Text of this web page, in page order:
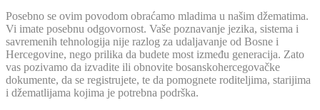
Posebno se ovim povodom obraćamo mladima u našim džematima.
Vi imate posebnu odgovornost. Vaše poznavanje jezika, sistema i
savremenih tehnologija nije razlog za udaljavanje od Bosne i
Hercegovine, nego prilika da budete most između generacija. Zato
vas pozivamo da izvadite ili obnovite bosanskohercegovačke
dokumente, da se registrujete, te da pomognete roditeljima, starijima
i džematlijama kojima je potrebna podrška.